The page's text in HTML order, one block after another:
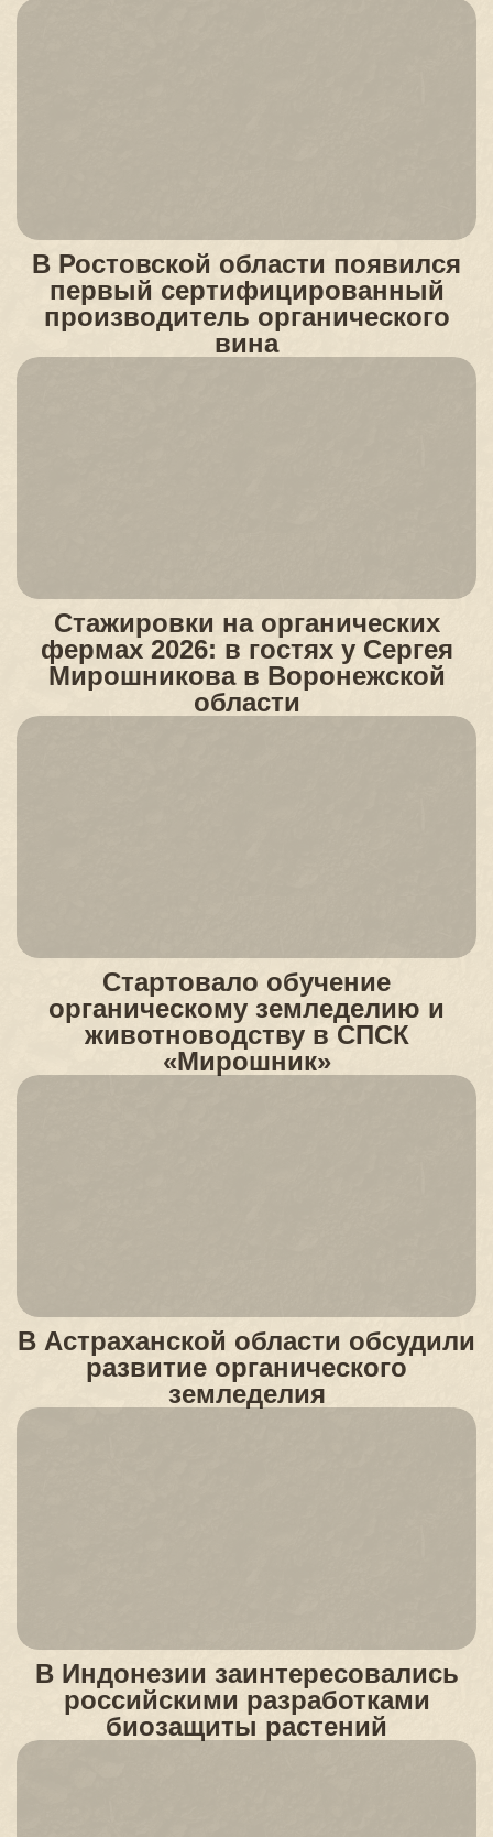
В Ростовской области появился
первый сертифицированный
производитель органического
вина
Стажировки на органических
фермах 2026: в гостях у Сергея
Мирошникова в Воронежской
области
Стартовало обучение
органическому земледелию и
животноводству в СПСК
«Мирошник»
В Астраханской области обсудили
развитие органического
земледелия
В Индонезии заинтересовались
российскими разработками
биозащиты растений